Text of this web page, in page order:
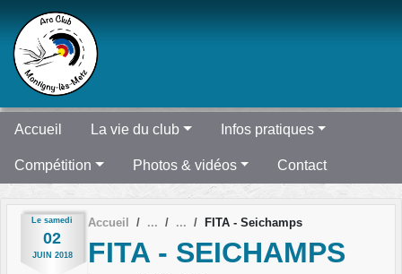
Accueil La vie du club Infos pratiques
Compétition Photos & vidéos Contact
Le samedi
02
JUIN 2018
Accueil FITA - Seichamps
FITA - SEICHAMPS
Panneau de gestion des cookies